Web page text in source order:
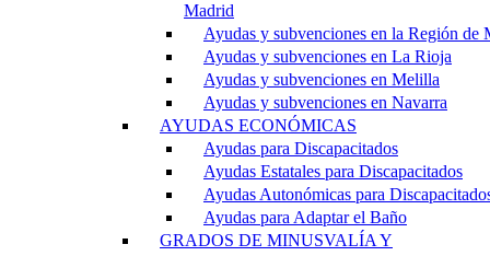
Madrid
Ayudas y subvenciones en la Región de
Ayudas y subvenciones en La Rioja
Ayudas y subvenciones en Melilla
Ayudas y subvenciones en Navarra
AYUDAS ECONÓMICAS
Ayudas para Discapacitados
Ayudas Estatales para Discapacitados
Ayudas Autonómicas para
Ayudas para Adaptar el Baño
GRADOS DE MINUSVALÍA Y